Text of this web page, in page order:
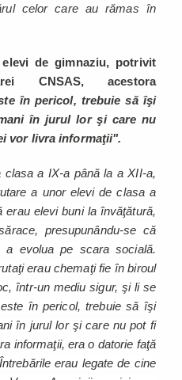
celor care au rămas în
de gimnaziu, potrivit
CNSAS, acestora
în pericol, trebuie să îşi
în jurul lor şi care nu
vor livra informaţii".
a IX-a până la a XII-a,
a unor elevi de clasa a
erau elevi buni la învăţătură,
presupunându-se că
evolua pe scara socială.
erau chemaţi fie în biroul
într-un mediu sigur, şi li se
în pericol, trebuie să îşi
în jurul lor şi care nu pot fi
informaţii, era o datorie faţă
erau legate de cine